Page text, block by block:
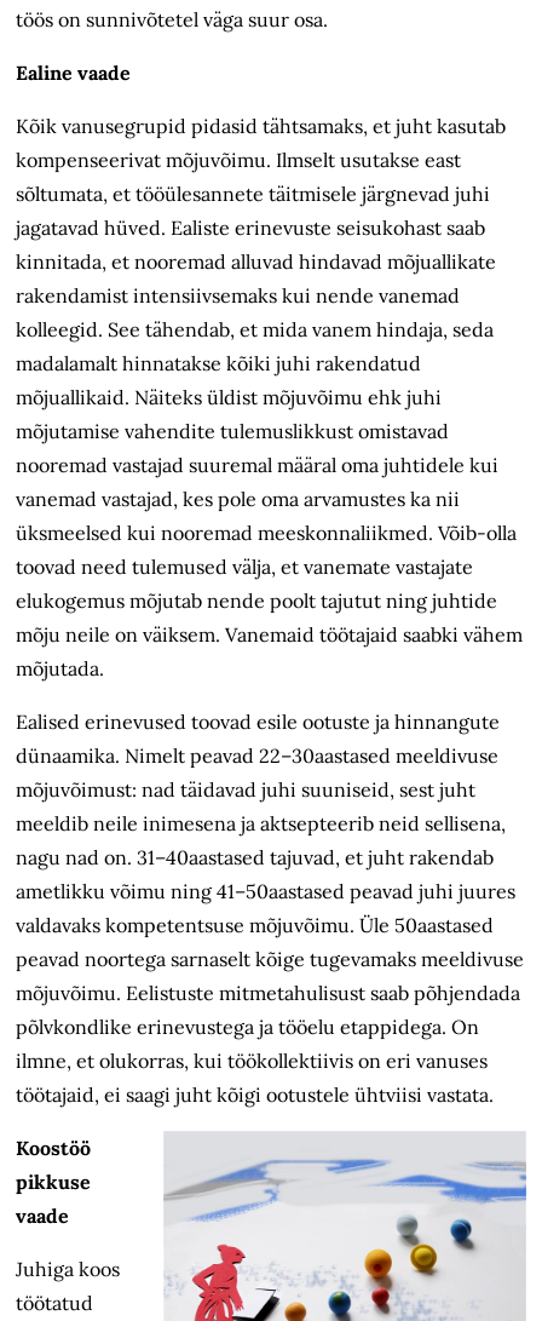
töös on sunnivõtetel väga suur osa.
Ealine vaade
Kõik vanusegrupid pidasid tähtsamaks, et juht kasutab
kompenseerivat mõjuvõimu. Ilmselt usutakse east
sõltumata, et tööülesannete täitmisele järgnevad juhi
jagatavad hüved. Ealiste erinevuste seisukohast saab
kinnitada, et nooremad alluvad hindavad mõjuallikate
rakendamist intensiivsemaks kui nende vanemad
kolleegid. See tähendab, et mida vanem hindaja, seda
madalamalt hinnatakse kõiki juhi rakendatud
mõjuallikaid. Näiteks üldist mõjuvõimu ehk juhi
mõjutamise vahendite tulemuslikkust omistavad
nooremad vastajad suuremal määral oma juhtidele kui
vanemad vastajad, kes pole oma arvamustes ka nii
üksmeelsed kui nooremad meeskonnaliikmed. Võib-olla
toovad need tulemused välja, et vanemate vastajate
elukogemus mõjutab nende poolt tajutut ning juhtide
mõju neile on väiksem. Vanemaid töötajaid saabki vähem
mõjutada.
Ealised erinevused toovad esile ootuste ja hinnangute
dünaamika. Nimelt peavad 22–30aastased meeldivuse
mõjuvõimust: nad täidavad juhi suuniseid, sest juht
meeldib neile inimesena ja aktsepteerib neid sellisena,
nagu nad on. 31–40aastased tajuvad, et juht rakendab
ametlikku võimu ning 41–50aastased peavad juhi juures
valdavaks kompetentsuse mõjuvõimu. Üle 50aastased
peavad noortega sarnaselt kõige tugevamaks meeldivuse
mõjuvõimu. Eelistuste mitmetahulisust saab põhjendada
põlvkondlike erinevustega ja tööelu etappidega. On
ilmne, et olukorras, kui töökollektiivis on eri vanuses
töötajaid, ei saagi juht kõigi ootustele ühtviisi vastata.
Koostöö
pikkuse
vaade
Juhiga koos
töötatud